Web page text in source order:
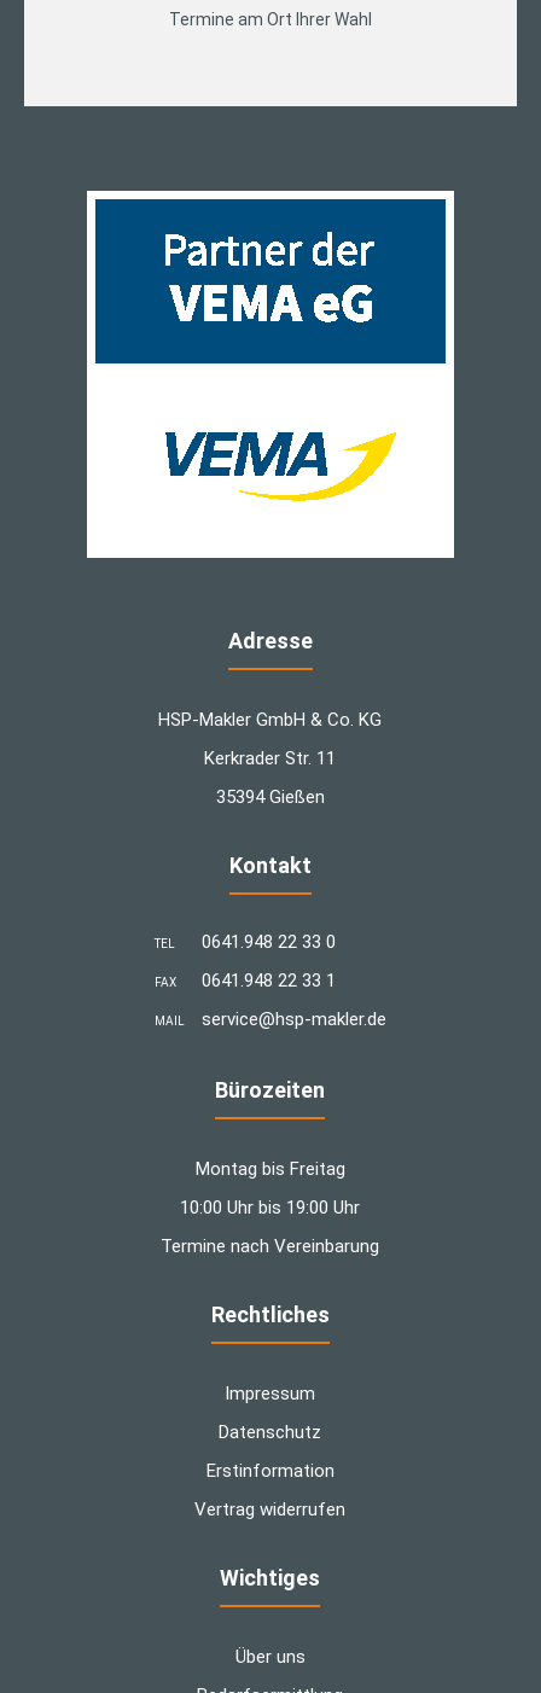
Termine am Ort Ihrer Wahl
Adresse
HSP-Makler GmbH & Co. KG
Kerkrader Str. 11
35394 Gießen
Kontakt
TEL 0641.948 22 33 0
FAX 0641.948 22 33 1
MAIL ­service@hsp-makler.de
Bürozeiten
Montag bis Freitag
10:00 Uhr bis 19:00 Uhr
Termine nach Vereinbarung
Rechtliches
Impressum
Datenschutz
Erstinformation
Vertrag widerrufen
Wichtiges
Über uns